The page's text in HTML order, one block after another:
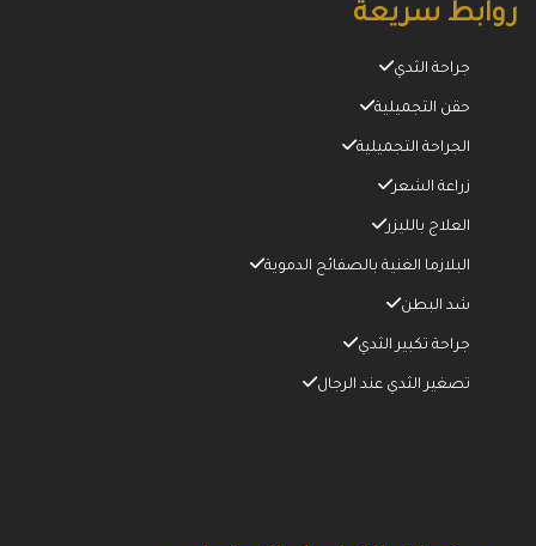
روابط سريعة
جراحة الثدي
حقن التجميلية
الجراحة التجميلية
زراعة الشعر
العلاج بالليزر
البلازما الغنية بالصفائح الدموية
شد البطن
جراحة تكبير الثدي
تصغير الثدي عند الرجال